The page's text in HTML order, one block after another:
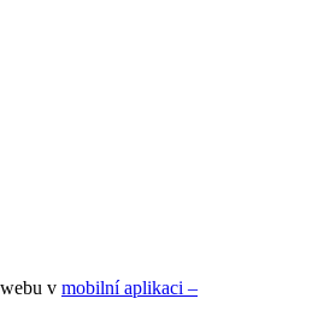
v mobilní aplikaci –